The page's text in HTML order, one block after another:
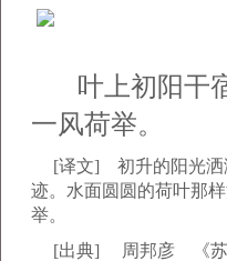
叶上初阳干
一风荷举。
[译文] 初升的阳光洒
迹。水面圆圆的荷叶那
举。
[出典] 周邦彦 《苏